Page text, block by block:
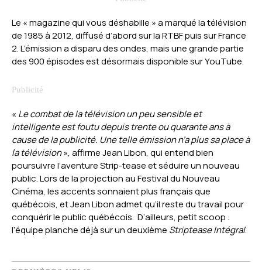
Le « magazine qui vous déshabille » a marqué la télévision
de 1985 à 2012, diffusé d’abord sur la RTBF puis sur France
2. L’émission a disparu des ondes, mais une grande partie
des 900 épisodes est désormais disponible sur YouTube.
« Le combat de la télévision un peu sensible et
intelligente est foutu depuis trente ou quarante ans à
cause de la publicité. Une telle émission n’a plus sa place à
la télévision», affirme Jean Libon, qui entend bien
poursuivre l’aventure Strip-tease et séduire un nouveau
public. Lors de la projection au Festival du Nouveau
Cinéma, les accents sonnaient plus français que
québécois, et Jean Libon admet qu’il reste du travail pour
conquérir le public québécois. D’ailleurs, petit scoop :
l’équipe planche déjà sur un deuxième Striptease Intégral.